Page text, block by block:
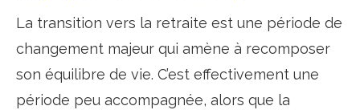
La transition vers la retraite est une période de
changement majeur qui amène à recomposer
son équilibre de vie. C’est effectivement une
période peu accompagnée, alors que la